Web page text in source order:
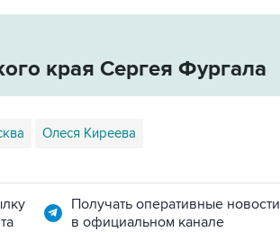
края Сергея Фургала
Олеся Киреева
Получать оперативные новости
в официальном канале